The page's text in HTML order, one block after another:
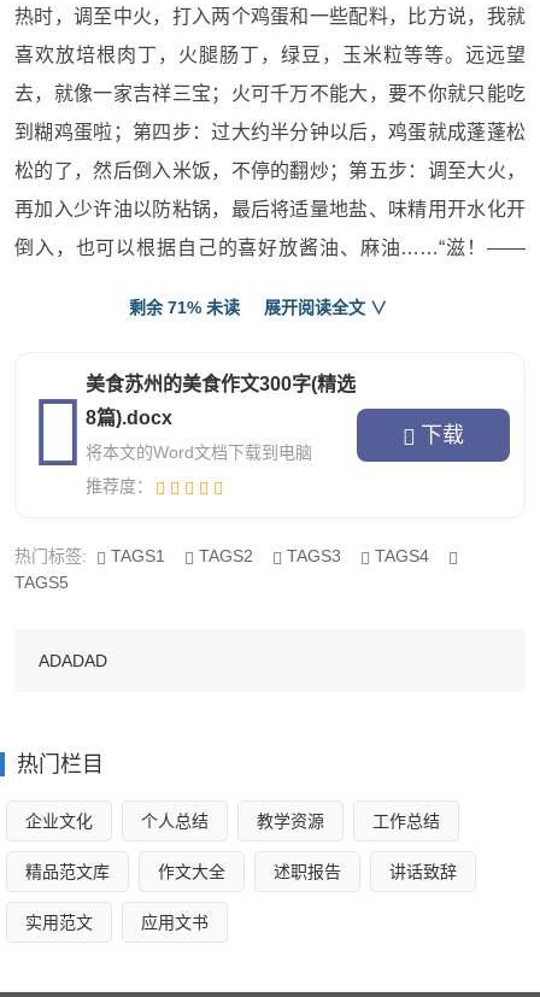
热时，调至中火，打入两个鸡蛋和一些配料，比方说，我就
喜欢放培根肉丁，火腿肠丁，绿豆，玉米粒等等。远远望
去，就像一家吉祥三宝；火可千万不能大，要不你就只能吃
到糊鸡蛋啦；第四步：过大约半分钟以后，鸡蛋就成蓬蓬松
松的了，然后倒入米饭，不停的翻炒；第五步：调至大火，
再加入少许油以防粘锅，最后将适量地盐、味精用开水化开
倒入，也可以根据自己的喜好放酱油、麻油……“滋！——
喷的，每一粒米粒都那么饱满，吃一口，保证你吃了一碗还
想再来一碗，好吃得没话说，真是对得起“金裹银”的称号
啦！扬州炒饭又叫“碎金饭”，相传是隋扬帝传下来的呢！现
统_还是“扬州炒饭”的忠实“粉丝”呢！
美食苏州的美食作文300字4
扬州炒饭又名扬州蛋炒饭，相传源自隋朝越国公杨素爱
吃的碎金饭，即蛋炒饭。隋炀帝巡视江都（今扬州）时，将
蛋炒饭传入扬州，后经过历代烹饪高手的逐步创新，揉进淮
剩余 71% 未读 展开阅读全文 ∨
美食苏州的美食作文300字(精选
8篇).docx
将本文的Word文档下载到电脑
推荐度：
下载
热门标签: TAGS1 TAGS2 TAGS3
TAGS4
TAGS5
ADADAD
热门栏目
企业文化 个人总结 教学资源 工作总结
精品范文库 作文大全 述职报告 讲话致辞
实用范文 应用文书